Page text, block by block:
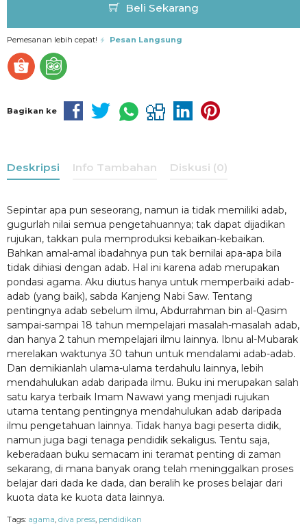
Beli Sekarang
Pemesanan lebih cepat! Pesan Langsung
Bagikan ke
Deskripsi Info Tambahan Diskusi (0)
Sepintar apa pun seseorang, namun ia tidak memiliki adab,
gugurlah nilai semua pengetahuannya; tak dapat dijadikan
rujukan, takkan pula memproduksi kebaikan-kebaikan.
Bahkan amal-amal ibadahnya pun tak bernilai apa-apa bila
tidak dihiasi dengan adab. Hal ini karena adab merupakan
pondasi agama. Aku diutus hanya untuk memperbaiki adab-
adab (yang baik), sabda Kanjeng Nabi Saw. Tentang
pentingnya adab sebelum ilmu, Abdurrahman bin al-Qasim
sampai-sampai 18 tahun mempelajari masalah-masalah adab,
dan hanya 2 tahun mempelajari ilmu lainnya. Ibnu al-Mubarak
merelakan waktunya 30 tahun untuk mendalami adab-adab.
Dan demikianlah ulama-ulama terdahulu lainnya, lebih
mendahulukan adab daripada ilmu. Buku ini merupakan salah
satu karya terbaik Imam Nawawi yang menjadi rujukan
utama tentang pentingnya mendahulukan adab daripada
ilmu pengetahuan lainnya. Tidak hanya bagi peserta didik,
namun juga bagi tenaga pendidik sekaligus. Tentu saja,
keberadaan buku semacam ini teramat penting di zaman
sekarang, di mana banyak orang telah meninggalkan proses
belajar dari dada ke dada, dan beralih ke proses belajar dari
kuota data ke kuota data lainnya.
Tags: agama, diva press, pendidikan